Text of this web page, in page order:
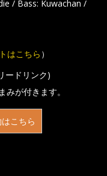
/ Bass: Kuwachan /
はこちら ）
ードリンク)
が付きます。
こちら